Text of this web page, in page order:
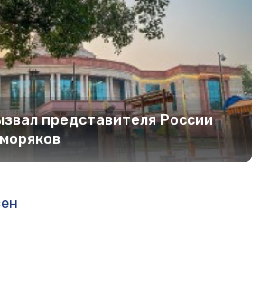
представителя России